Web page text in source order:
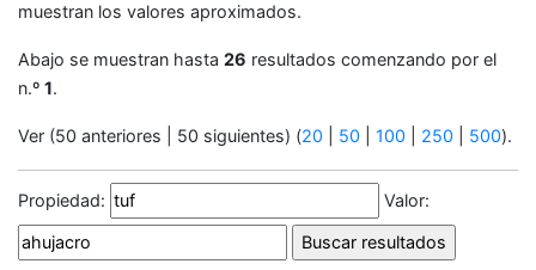
muestran los valores aproximados.
Abajo se muestran hasta 26 resultados comenzando por el
n.º 1.
Ver (50 anteriores | 50 siguientes) (20 50 100 250 500).
Propiedad: Valor: